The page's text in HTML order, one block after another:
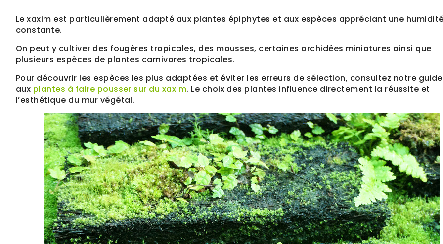
Le xaxim est particulièrement adapté aux plantes épiphytes et aux espèces appréciant une humidité
constante.
On peut y cultiver des fougères tropicales, des mousses, certaines orchidées miniatures ainsi que
plusieurs espèces de plantes carnivores tropicales.
Pour découvrir les espèces les plus adaptées et éviter les erreurs de sélection, consultez notre
aux plantes à faire pousser sur du xaxim. Le choix des plantes influence directement la réussite et
l’esthétique du mur végétal.